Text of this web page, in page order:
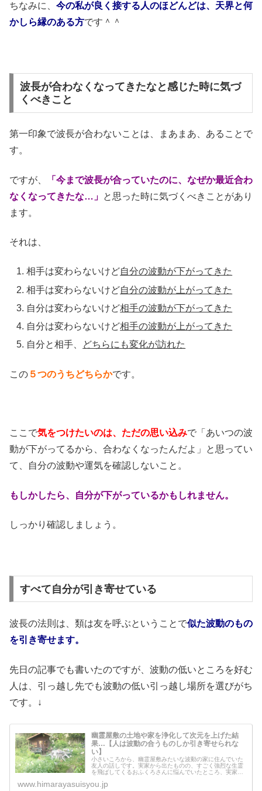
ちなみに、 今の私が良く接する人のほどんどは、天界と何
かしら縁のある方です＾＾
波長が合わなくなってきたなと感じた時に気づ
くべきこと
第一印象で波長が合わないことは、まあまあ、あることで
す。
ですが、
「今まで波長が合っていたのに、なぜか最近合わ
なくなってきたな…」 と思った時に気づくべきことがあり
ます。
それは、
相手は変わらないけど自分の波動が下がってきた
相手は変わらないけど自分の波動が上がってきた
自分は変わらないけど相手の波動が下がってきた
自分は変わらないけど相手の波動が上がってきた
自分と相手、
どちらにも変化が訪れた
この ５つのうちどちらかです。
ここで気をつけたいのは、ただの思い込みで「あいつの波
動が下がってるから、合わなくなったんだよ」と思ってい
て、自分の波動や運気を確認しないこと。
もしかしたら、自分が下がっているかもしれません。
しっかり確認しましょう。
すべて自分が引き寄せている
波長の法則は、類は友を呼ぶということで似た波動のもの
を引き寄せます。
先日の記事でも書いたのですが、波動の低いところを好む
人は、引っ越し先でも波動の低い引っ越し場所を選びがち
です。↓
幽霊屋敷の土地や家を浄化して次元を上げた結
果…【人は波動の合うものしか引き寄せられな
い】
小さいころから、幽霊屋敷みたいな波動の家に住んでいた
友人の話しです。実家から出たものの、すごく強烈な生霊
を飛ばしてくるおふくろさんに悩んでいたところ、実家の
出来事が起こったのですが、その出...
www.himarayasuisyou.jp